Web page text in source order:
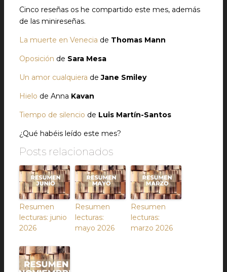
Cinco reseñas os he compartido este mes, además
de las minireseñas.
La muerte en Venecia de Thomas Mann
Oposición de Sara Mesa
Un amor cualquiera de Jane Smiley
Hielo de Anna Kavan
Tiempo de silencio de Luis Martín-Santos
¿Qué habéis leído este mes?
Posts relacionados
Resumen
lecturas: junio
2026
Resumen
lecturas:
mayo 2026
Resumen
lecturas:
marzo 2026